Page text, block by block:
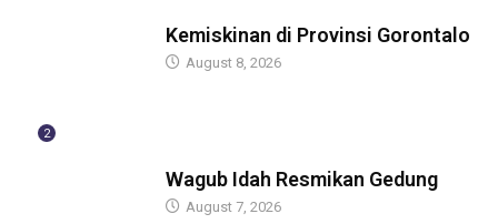
Kemiskinan di Provinsi Gorontalo
August 8, 2026
2
Wagub Idah Resmikan Gedung
August 7, 2026